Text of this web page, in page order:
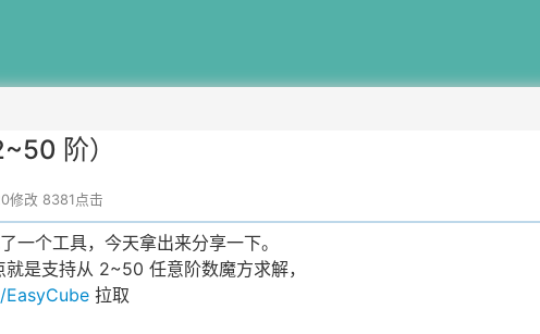
阶）
修改 8381点击
一个工具，今天拿出来分享一下。
是支持从 2~50 任意阶数魔方求解，
拉取